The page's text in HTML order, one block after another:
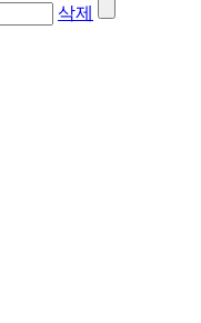
삭제